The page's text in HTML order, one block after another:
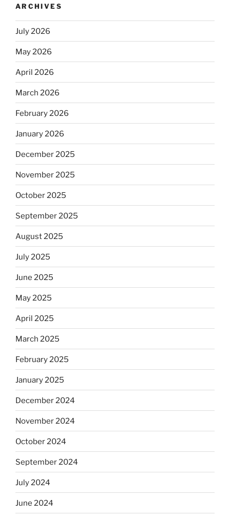
ARCHIVES
July 2026
May 2026
April 2026
March 2026
February 2026
January 2026
December 2025
November 2025
October 2025
September 2025
August 2025
July 2025
June 2025
May 2025
April 2025
March 2025
February 2025
January 2025
December 2024
November 2024
October 2024
September 2024
July 2024
June 2024